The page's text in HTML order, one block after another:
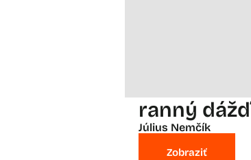
ranný dážď
Július Nemčík
Zobraziť